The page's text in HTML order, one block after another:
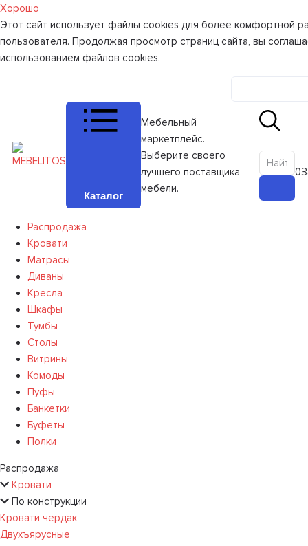
Хорошо
Этот сайт использует файлы cookies для более комфортной
пользователя. Продолжая просмотр страниц сайта, вы
использованием файлов cookies.
Каталог
Мебельный
маркетплейс.
Выберите своего
лучшего поставщика
мебели.
0
Распродажа
Кровати
Матрасы
Диваны
Кресла
Шкафы
Тумбы
Столы
Витрины
Комоды
Пуфы
Банкетки
Буфеты
Полки
Распродажа
Кровати
По конструкции
Кровати чердак
Двухъярусные